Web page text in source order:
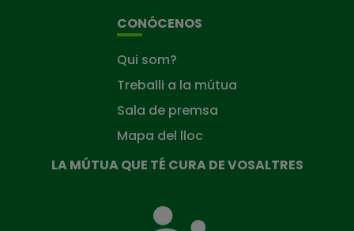
CONÓCENOS
Qui som?
Treballi a la mútua
Sala de premsa
Mapa del lloc
LA MÚTUA QUE TÉ CURA DE VOSALTRES
Mútua